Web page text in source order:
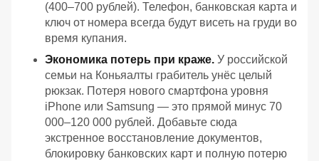
(400–700 рублей). Телефон, банковская карта и
ключ от номера всегда будут висеть на груди во
время купания.
Экономика потерь при краже. У российской
семьи на Коньяалты грабитель унёс целый
рюкзак. Потеря нового смартфона уровня
iPhone или Samsung — это прямой минус 70
000–120 000 рублей. Добавьте сюда
экстренное восстановление документов,
блокировку банковских карт и полную потерю